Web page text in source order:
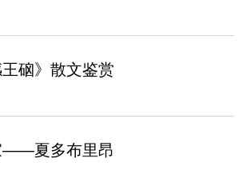
硇》散文鉴赏
——夏多布里昂